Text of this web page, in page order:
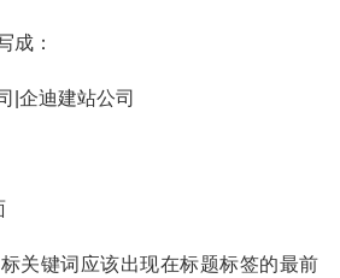
成：
|企迪建站公司
关键词应该出现在标题标签的最前